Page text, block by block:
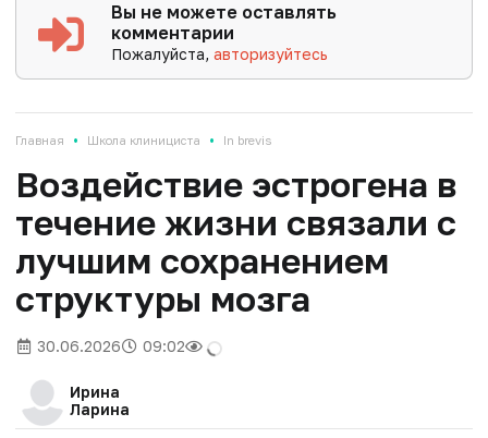
Вы не можете оставлять
комментарии
Пожалуйста,авторизуйтесь
Главная • Школа клинициста • In brevis
Воздействие эстрогена в
течение жизни связали с
лучшим сохранением
структуры мозга
30.06.2026 09:02
Ирина
Ларина